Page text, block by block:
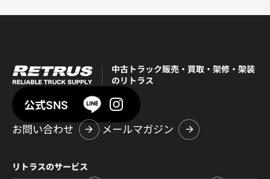
中古トラック販売・買取・架修・架装
のリトラス
公式SNS
お問い合わせ
メールマガジン
リトラスのサービス